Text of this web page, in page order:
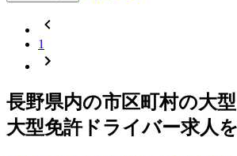
1
長野県内の市区町村の大
大型免許ドライバー求人